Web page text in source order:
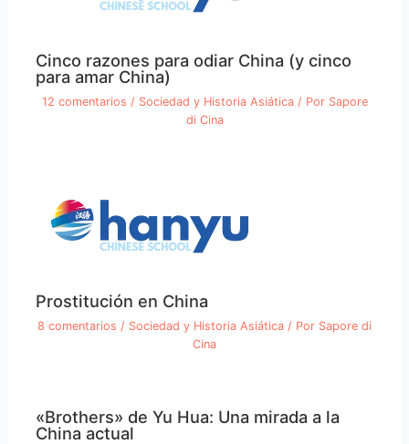
Cinco razones para odiar China (y cinco
para amar China)
12 comentarios / Sociedad y Historia Asiática/ Por Sapore
di Cina
Prostitución en China
8 comentarios / Sociedad y Historia Asiática / Por Sapore di
Cina
«Brothers» de Yu Hua: Una mirada a la
China actual